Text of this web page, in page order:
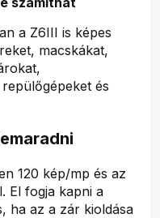
a Z6III is képes
macskákat,
és
120 kép/mp és az
El fogja kapni a
ha az a zár kioldása